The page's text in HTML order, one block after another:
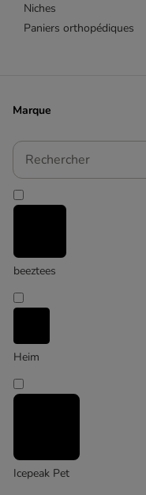
Niches
Paniers orthopédiques
Marque
Rechercher
beeztees
Heim
Icepeak Pet